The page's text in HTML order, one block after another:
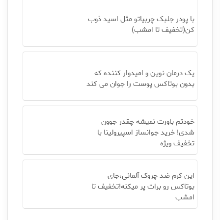
با پودر جلبک چربیاتو مثل اسید ذوب
کن(تخفیف تا امشب)
یک درمان نوین و امیدوار کننده که
بدون بوتاکس پوست را جوان می کند
خودتم باورت نمیشه چقدر جوون
شدی! خرید جوانساز اسپیرولینا با
تخفیف ویژه
این کرم ضد چروک آلمانی،جای
بوتاکس رو برات پر میکنه!تخفیف تا
امشب